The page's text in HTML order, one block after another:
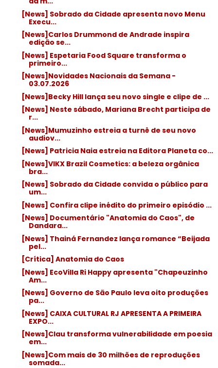
[News] Sobrado da Cidade apresenta novo Menu
Execu...
[News]Carlos Drummond de Andrade inspira
edição se...
[News] Espetaria Food Square transforma o
primeiro...
[News]Novidades Nacionais da Semana -
03.07.2026
[News]Becky Hill lança seu novo single e clipe de ...
[News] Neste sábado, Mariana Brecht participa de
r...
[News]Mumuzinho estreia a turnê de seu novo
audiov...
[News] Patricia Naia estreia na Editora Planeta co...
[News]VIKX Brazil Cosmetics: a beleza orgânica
bra...
[News] Sobrado da Cidade convida o público para
um...
[News] Confira clipe inédito do primeiro episódio ...
[News] Documentário "Anatomia do Caos", de
Dandara...
[News] Thainá Fernandez lança romance “Beijada
pel...
[Crítica] Anatomia do Caos
[News] EcoVilla Ri Happy apresenta "Chapeuzinho
Am...
[News] Governo de São Paulo leva oito produções
pa...
[News] CAIXA CULTURAL RJ APRESENTA A PRIMEIRA
EXPO...
[News]Clau transforma vulnerabilidade em poesia
em...
[News]Com mais de 30 milhões de reproduções
somada...